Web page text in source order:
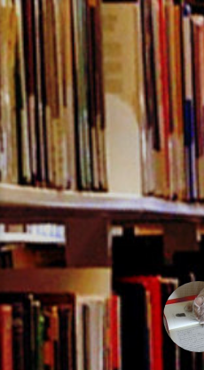
コ
ン
テ
ン
ツ
へ
ス
キ
ッ
プ